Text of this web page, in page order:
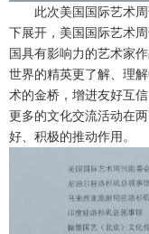
此次美国国际艺术
下展开，美国国际艺术
国具有影响力的艺术家
世界的精英更了解、理
术的金桥，增进友好互
更多的文化交流活动在
好、积极的推动作用。